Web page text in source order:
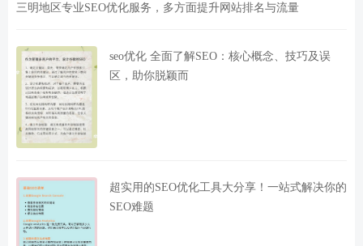
三明地区专业SEO优化服务，多方面提升网站排名与流量
seo优化 全面了解SEO：核心概念、技巧及误
区，助你脱颖而
超实用的SEO优化工具大分享！一站式解决你的
SEO难题